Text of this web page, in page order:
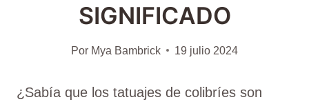
SIGNIFICADO
Por Mya Bambrick 19 julio 2024
¿Sabía que los tatuajes de colibríes son